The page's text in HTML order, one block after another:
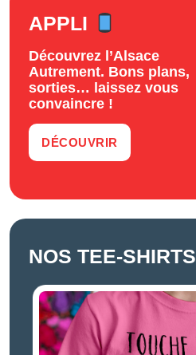
APPLI
Découvrez l’Alsace
Autrement. Bons plans,
sorties… laissez vous
convaincre !
DÉCOUVRIR
NOS TEE-SHIRTS